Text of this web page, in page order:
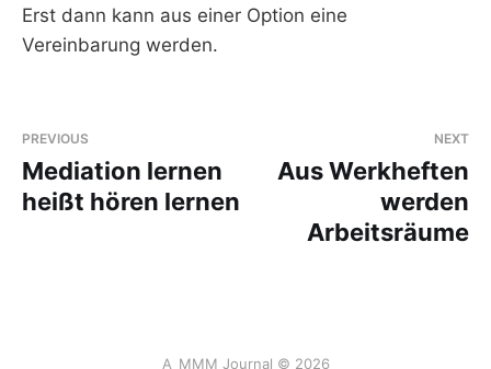
Erst dann kann aus einer Option eine
Vereinbarung werden.
PREVIOUS
Mediation lernen
heißt hören lernen
NEXT
Aus Werkheften
werden
Arbeitsräume
A_MMM Journal © 2026